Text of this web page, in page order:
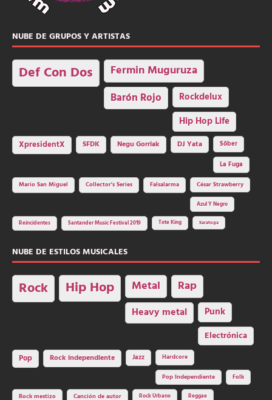
NUBE DE GRUPOS Y ARTISTAS
Def Con Dos Fermin Muguruza
Barón Rojo Rockdelux
Hip Hop Life
XpresidentX SFDK Negu Gorriak DJ Yata
Sôber
La Fuga
Mario San Miguel
Collector's Series Falsalarma César Strawberry
Azul Y Negro
Reincidentes Santander Music Festival 2019 Tote King Saratoga
NUBE DE ESTILOS MUSICALES
Rock Hip Hop Metal Rap
Heavy metal Punk
Electrónica
Pop Rock independiente Jazz Hardcore
Pop Independiente Folk
Rock mestizo Canción de autor Rock Urbano Reggae